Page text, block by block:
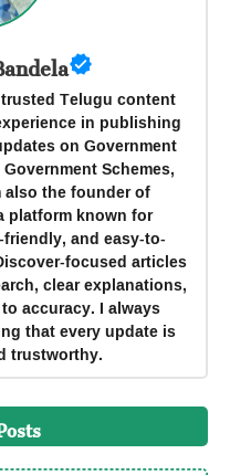
Telugu content
in publishing
on Government
Schemes,
also the founder of
platform known for
and easy-to-
focused articles
clear explanations,
accuracy. I always
that every update is
trustworthy.